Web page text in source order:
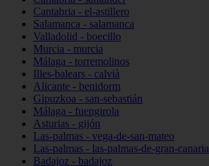
Cantabria - el-astillero
Salamanca - salamanca
Valladolid - boecillo
Murcia - murcia
Málaga - torremolinos
Illes-balears - calvià
Alicante - benidorm
Gipuzkoa - san-sebastián
Málaga - fuengirola
Asturias - gijón
Las-palmas - vega-de-san-mateo
Las-palmas - las-palmas-de-gran-canaria
Badajoz - badajoz